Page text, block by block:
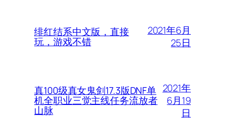
绯红结系中文版，直接
玩，游戏不错
2021年6月
25日
真100级真女鬼剑17.3版DNF单
机全职业三觉主线任务流放者
山脉
2021年
6月19
日